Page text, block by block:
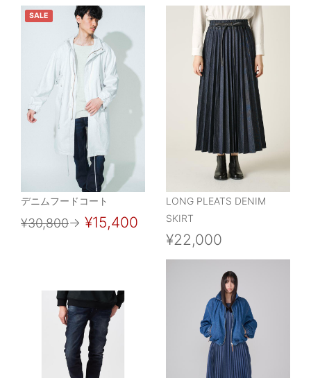
SALE
デニムフードコート
¥30,800→ ¥15,400
LONG PLEATS DENIM
SKIRT
¥22,000